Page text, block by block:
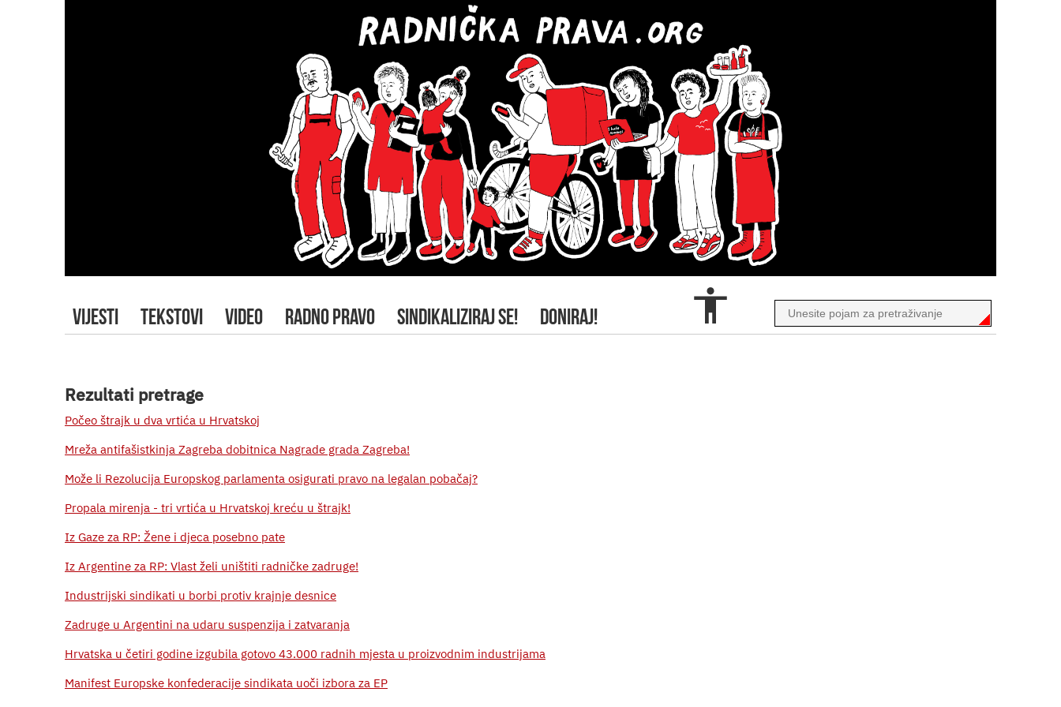
VIJESTI TEKSTOVI VIDEO RADNO PRAVO SINDIKALIZIRAJ SE! DONIRAJ!
Rezultati pretrage
Počeo štrajk u dva vrtića u Hrvatskoj
Mreža antifašistkinja Zagreba dobitnica Nagrade grada Zagreba!
Može li Rezolucija Europskog parlamenta osigurati pravo na legalan pobačaj?
Propala mirenja - tri vrtića u Hrvatskoj kreću u štrajk!
Iz Gaze za RP: Žene i djeca posebno pate
Iz Argentine za RP: Vlast želi uništiti radničke zadruge!
Industrijski sindikati u borbi protiv krajnje desnice
Zadruge u Argentini na udaru suspenzija i zatvaranja
Hrvatska u četiri godine izgubila gotovo 43.000 radnih mjesta u proizvodnim industrijama
Manifest Europske konfederacije sindikata uoči izbora za EP